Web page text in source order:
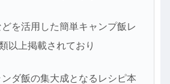
を活用した簡単キャンプ飯レ
以上掲載されており
ダ飯の集大成となるレシピ本